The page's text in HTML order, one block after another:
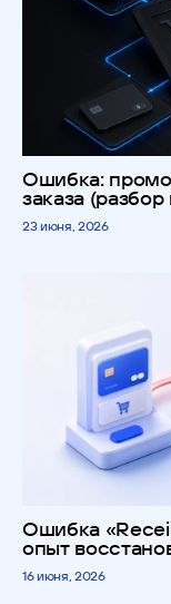
Ошибка:
заказа
23 июня, 2026
Ошибка
опыт
16 июня, 2026